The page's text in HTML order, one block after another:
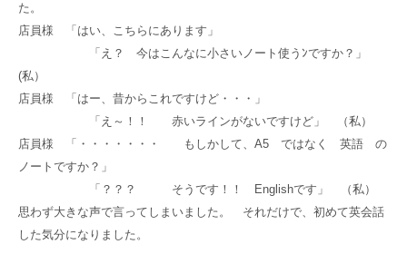
た。
店員様 「はい、こちらにあります」
「え？ 今はこんなに小さいノート使うﾝですか？」
(私）
店員様 「はー、昔からこれですけど・・・」
「え～！！ 赤いラインがないですけど」 （私）
店員様 「・・・・・・・ もしかして、A5 ではなく 英語 の
ノートですか？」
「？？？ そうです！！ Englishです」 （私）
思わず大きな声で言ってしまいました。 それだけで、初めて英会話
した気分になりました。